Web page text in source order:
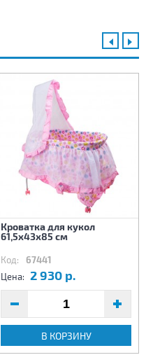
Кроватка для кукол
61,5х43х85 см
Код: 67441
Цена: 2 930 р.
В КОРЗИНУ